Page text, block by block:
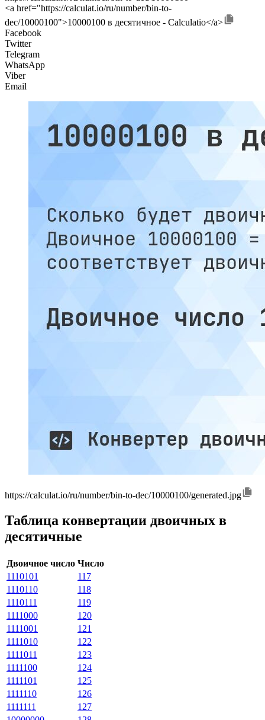
<a href="https://calculat.io/ru/number/bin-to-
dec/10000100">10000100 в десятичное - Calculatio</a>
Facebook
Twitter
Telegram
WhatsApp
Viber
Email
https://calculat.io/ru/number/bin-to-dec/10000100/generated.jpg
Таблица конвертации двоичных в
десятичные
Двоичное число Число
1110101
117
1110110
118
1110111
119
1111000
120
1111001
121
1111010
122
1111011
123
1111100
124
1111101
125
1111110
126
1111111
127